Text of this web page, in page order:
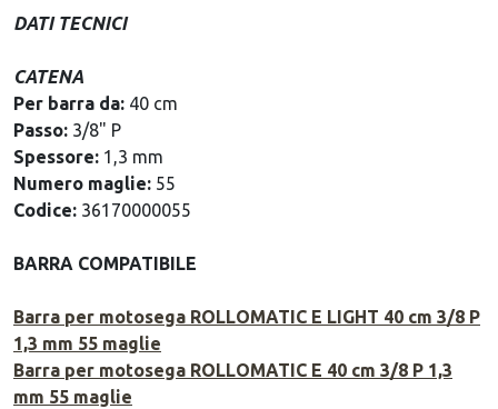
DATI TECNICI
CATENA
Per barra da: 40 cm
Passo: 3/8" P
Spessore: 1,3 mm
Numero maglie: 55
Codice: 36170000055
BARRA COMPATIBILE
Barra per motosega ROLLOMATIC E LIGHT 40 cm 3/8 P
1,3 mm 55 maglie
Barra per motosega ROLLOMATIC E 40 cm 3/8 P 1,3
mm 55 maglie